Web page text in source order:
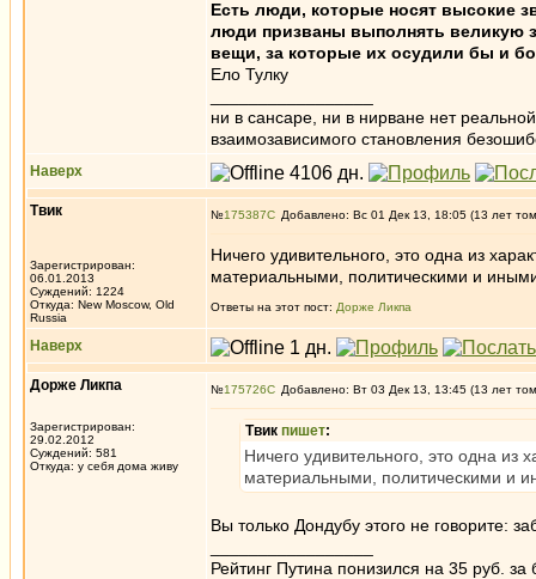
Есть люди, которые носят высокие
люди призваны выполнять великую
вещи, за которые их осудили бы и
Ело Тулку
ни в сансаре, ни в нирване нет
взаимозависимого становления
Наверх
Твик
Зарегистрирован:
06.01.2013
Суждений: 1224
Откуда: New Moscow, Old
Russia
№175387 Добавлено: Вс 01 Дек 13, 18:05 (13 лет
Ничего удивительного, это одна из
материальными, политическими и
Ответы на этот пост: Дорже Ликпа
Наверх
Дорже Ликпа
Зарегистрирован:
29.02.2012
Суждений: 581
Откуда: у себя дома живу
№175726 Добавлено: Вт 03 Дек 13, 13:45 (13 лет
Твик пишет:
Ничего удивительного, это одна из
материальными, политическими и
Вы только Дондубу этого не говорите:
Рейтинг Путина понизился на 35 руб. за